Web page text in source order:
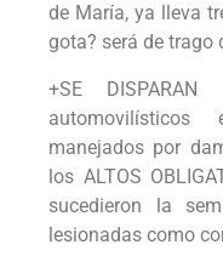
de María, ya lleva
gota? será de trago
+SE DISPARAN
manejados por
los ALTOS
sucedieron la
lesionadas como